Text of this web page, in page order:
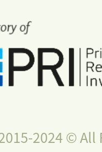
2024 © All